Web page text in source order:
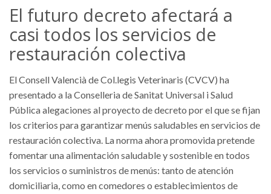
El futuro decreto afectará a
casi todos los servicios de
restauración colectiva
El Consell Valencià de Col.legis Veterinaris (CVCV) ha
presentado a la Conselleria de Sanitat Universal i Salud
Pública alegaciones al proyecto de decreto por el que se fijan
los criterios para garantizar menús saludables en servicios de
restauración colectiva. La norma ahora promovida pretende
fomentar una alimentación saludable y sostenible en todos
los servicios o suministros de menús: tanto de atención
domiciliaria, como en comedores o establecimientos de